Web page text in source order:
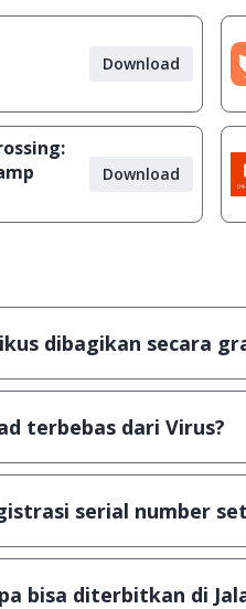
Download
Download
dibagikan secara
(Freeware) dan legal,
terbebas dari Virus?
(Kaspersky, AVG &
serial number
& games yang
bisa diterbitkan di